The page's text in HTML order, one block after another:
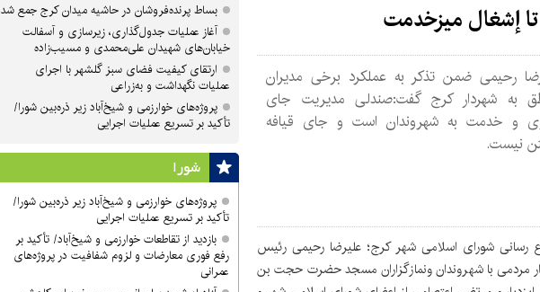
إشغال میزخدمت
رحیمی ضمن تذکر به عملکرد برخی مدیران
به شهردار کرج گفت:صندلی مدیریت جای
و خدمت به شهروندان است و جای قیافه
نیست.
رسانی شورای اسلامی شهر کرج؛ علیرضا رحیمی رئیس
مردمی با شهروندان ونمازگزاران مسجد حضرت حجت بن
بساط پرنده‌فروشان در حاشیه میدان کرج جمع شد
آغاز عملیات جدول‌گذاری، زیرسازی و آسفالت
خیابان‌های شهیدان علی‌محمدی و مسیب‌زاده
ارتقای کیفیت فضای سبز گلشهر با اجرای
عملیات نگهداشت و به‌زراعی
پروژه‌های خوارزمی و شیخ‌آباد زیر ذره‌بین شورا/
تأکید بر تسریع عملیات اجرایی
شورا
پروژه‌های خوارزمی و شیخ‌آباد زیر ذره‌بین شورا/
تأکید بر تسریع عملیات اجرایی
بازدید از تقاطعات خوارزمی و شیخ‌آباد/ تأکید بر
رفع فوری معارضات و لزوم شفافیت در پروژه‌های
عمرانی